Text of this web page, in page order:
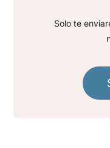
Solo te